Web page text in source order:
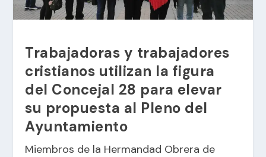
Trabajadoras y trabajadores
cristianos utilizan la figura
del Concejal 28 para elevar
su propuesta al Pleno del
Ayuntamiento
Miembros de la Hermandad Obrera de